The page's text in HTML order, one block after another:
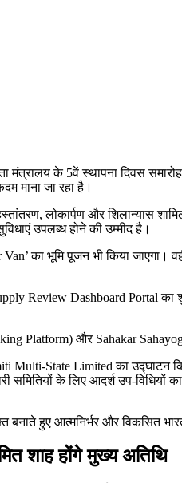
के 5वें स्थापना दिवस
माना जा रहा है।
लोकार्पण और शिलान्यास
उपलब्ध होने की उम्मीद है।
का भूमि पूजन भी किया
Review Dashboard Portal का
Platform) और Sahakar
State Limited का उद्घाटन
के लिए आदर्श उप-विधियों
हुए आत्मनिर्भर और विकसित भारत
शाह होंगे मुख्य अतिथि